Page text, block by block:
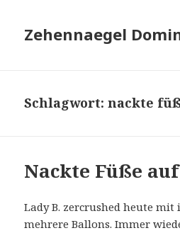
Zehennaegel
Schlagwort:nackte
Nackte Füße
Lady B. zercrushed heute
mehrere Ballons. Immer